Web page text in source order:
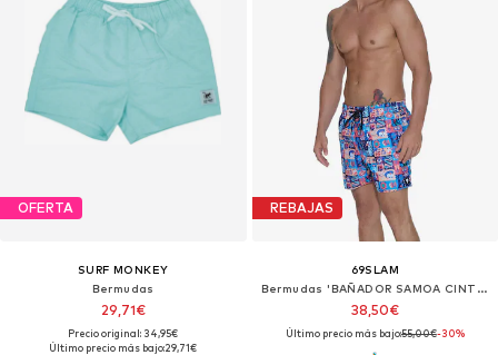
OFERTA
SURF MONKEY
Bermudas
29,71€
Precio original: 34,95€
Último precio más bajo:29,71€
REBAJAS
69SLAM
Bermudas 'BAÑADOR SAMOA CINTURA ELÁSTICA WEIRD BLOCK'
38,50€
Último precio más bajo:55,00€-30%